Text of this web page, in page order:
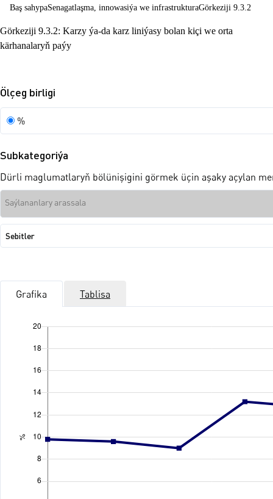
Baş sahypaSenagatlaşma, innowasiýa we infrastrukturaGörkeziji 9.3.2
Görkeziji 9.3.2: Karzy ýa-da karz liniýasy bolan kiçi we orta
kärhanalaryň paýy